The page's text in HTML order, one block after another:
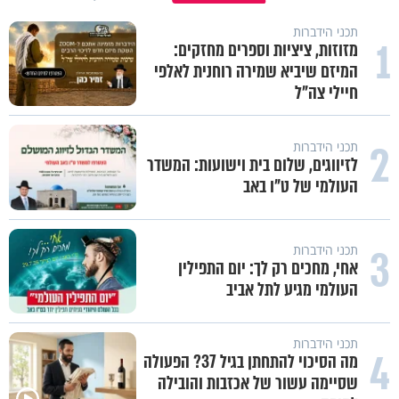
1 תכני הידברות
מזוזות, ציציות וספרים מחזקים:
המיזם שיביא שמירה רוחנית לאלפי
חיילי צה"ל
2 תכני הידברות
לזיווגים, שלום בית וישועות: המשדר
העולמי של ט"ו באב
3 תכני הידברות
אחי, מחכים רק לך: יום התפילין
העולמי מגיע לתל אביב
4 תכני הידברות
מה הסיכוי להתחתן בגיל 37? הפעולה
שסיימה עשור של אכזבות והובילה